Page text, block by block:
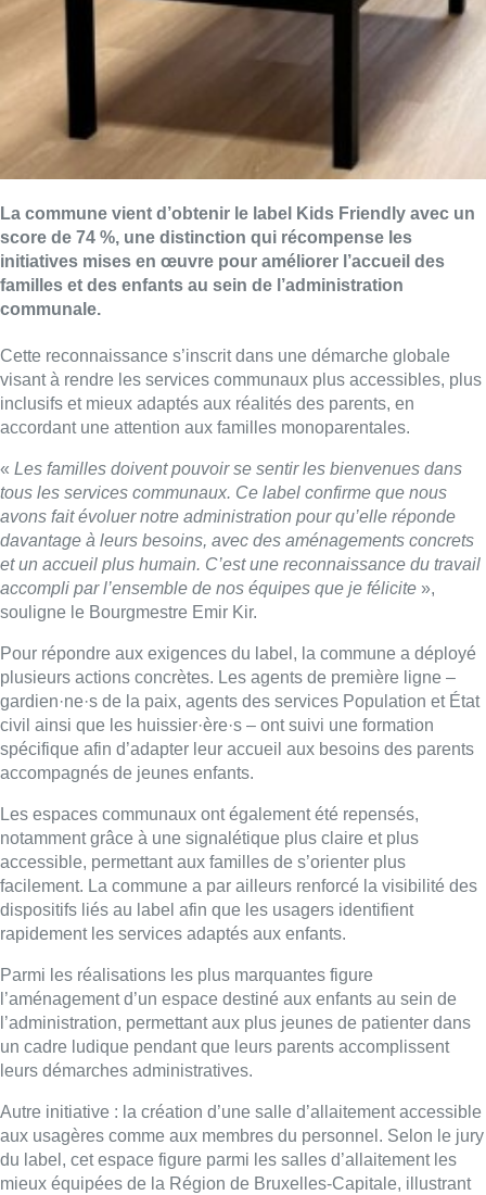
La commune vient d’obtenir le label Kids Friendly avec un
score de 74 %, une distinction qui récompense les
initiatives mises en œuvre pour améliorer l’accueil des
familles et des enfants au sein de l’administration
communale.
Cette reconnaissance s’inscrit dans une démarche globale
visant à rendre les services communaux plus accessibles, plus
inclusifs et mieux adaptés aux réalités des parents, en
accordant une attention aux familles monoparentales.
« Les familles doivent pouvoir se sentir les bienvenues dans
tous les services communaux. Ce label confirme que nous
avons fait évoluer notre administration pour qu’elle réponde
davantage à leurs besoins, avec des aménagements concrets
et un accueil plus humain. C’est une reconnaissance du travail
accompli par l’ensemble de nos équipes que je félicite »,
souligne le Bourgmestre Emir Kir.
Pour répondre aux exigences du label, la commune a déployé
plusieurs actions concrètes. Les agents de première ligne –
gardien·ne·s de la paix, agents des services Population et État
civil ainsi que les huissier·ère·s – ont suivi une formation
spécifique afin d’adapter leur accueil aux besoins des parents
accompagnés de jeunes enfants.
Les espaces communaux ont également été repensés,
notamment grâce à une signalétique plus claire et plus
accessible, permettant aux familles de s’orienter plus
facilement. La commune a par ailleurs renforcé la visibilité des
dispositifs liés au label afin que les usagers identifient
rapidement les services adaptés aux enfants.
Parmi les réalisations les plus marquantes figure
l’aménagement d’un espace destiné aux enfants au sein de
l’administration, permettant aux plus jeunes de patienter dans
un cadre ludique pendant que leurs parents accomplissent
leurs démarches administratives.
Autre initiative : la création d’une salle d’allaitement accessible
aux usagères comme aux membres du personnel. Selon le jury
du label, cet espace figure parmi les salles d’allaitement les
mieux équipées de la Région de Bruxelles-Capitale, illustrant